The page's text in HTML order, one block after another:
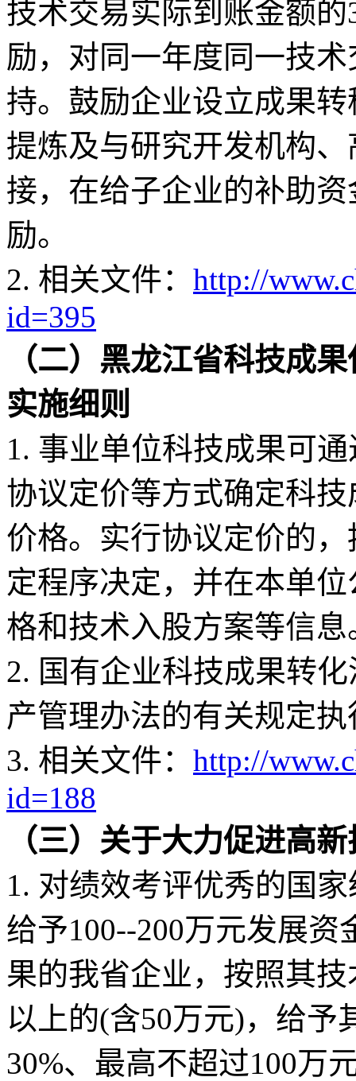
技术交易实际到账金额
励，对同一年度同一技
持。鼓励企业设立成果
提炼及与研究开发机构
接，在给子企业的补助
励。
2. 相关文件： http://
id=395
（二） 黑龙江省科技成
实施细则
1. 事业单位科技成果可
协议定价等方式确定科
价格。实行协议定价的
定程序决定，并在本单
格和技术入股方案等信息
2. 国有企业科技成果转
产管理办法的有关规定执
3. 相关文件： http://
id=188
（三） 关于大力促进高
1. 对绩效考评优秀的国
给予100--200万元发展
果的我省企业，按照其
以上的(含50万元)，给予
30%、最高不超过100万